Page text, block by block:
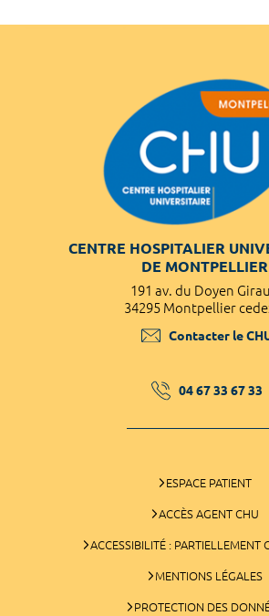
CENTRE HOSPITALIER
DE MONTPELLIER
191 av. du Doyen
34295 Montpellier
Contacter le
04 67 33 67 33
ESPACE PATIENT
ACCÈS AGENT CHU
ACCESSIBILITÉ : PARTIELLEMENT
MENTIONS LÉGALES
PROTECTION DES